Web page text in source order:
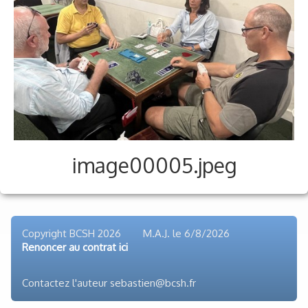
Photos▼
Liens
image00005.jpeg
Copyright BCSH 2026 M.A.J. le 6/8/2026
Renoncer au contrat ici
Contactez l'auteur sebastien@bcsh.fr